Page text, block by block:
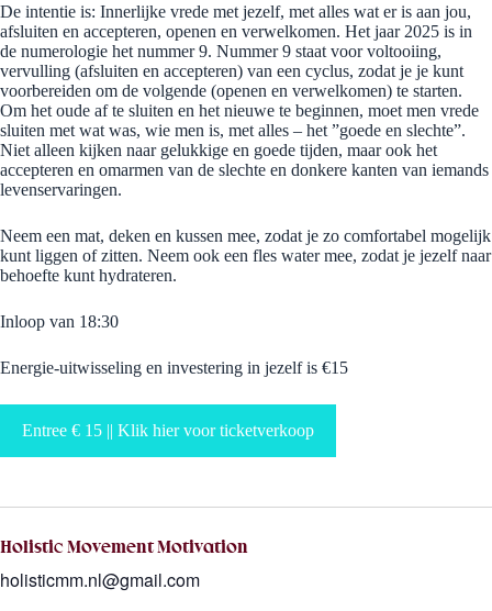
De intentie is: Innerlijke vrede met jezelf, met alles wat er is aan jou,
afsluiten en accepteren, openen en verwelkomen. Het jaar 2025 is in
de numerologie het nummer 9. Nummer 9 staat voor voltooiing,
vervulling (afsluiten en accepteren) van een cyclus, zodat je je kunt
voorbereiden om de volgende (openen en verwelkomen) te starten.
Om het oude af te sluiten en het nieuwe te beginnen, moet men vrede
sluiten met wat was, wie men is, met alles – het ”goede en slechte”.
Niet alleen kijken naar gelukkige en goede tijden, maar ook het
accepteren en omarmen van de slechte en donkere kanten van iemands
levenservaringen.
Neem een mat, deken en kussen mee, zodat je zo comfortabel mogelijk
kunt liggen of zitten. Neem ook een fles water mee, zodat je jezelf naar
behoefte kunt hydrateren.
Inloop van 18:30
Energie-uitwisseling en investering in jezelf is €15
Entree € 15 || Klik hier voor ticketverkoop
Holistic Movement Motivation
holisticmm.nl@gmail.com